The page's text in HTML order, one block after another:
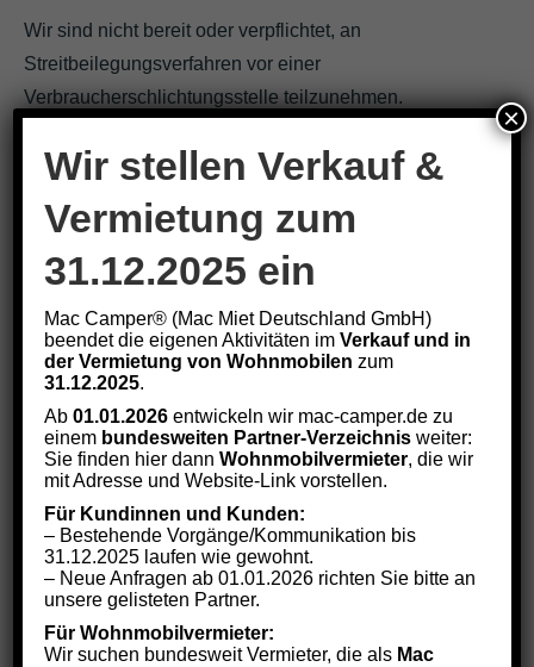
Wir sind nicht bereit oder verpflichtet, an
Streitbeilegungsverfahren vor einer
Verbraucherschlichtungsstelle teilzunehmen.
Haftung für Inhalte
eigene Inhalte auf diesen Seiten nach den allgemeinen
Gesetzen verantwortlich. Nach §§ 8 bis 10 TMG sind
übermittelte oder gespeicherte fremde Informationen zu
überwachen oder nach Umständen zu forschen, die auf
eine rechtswidrige Tätigkeit hinweisen.
Verpflichtungen zur Entfernung oder Sperrung der
Nutzung von Informationen nach den allgemeinen
Gesetzen bleiben hiervon unberührt. Eine
diesbezügliche Haftung ist jedoch erst ab dem
Zeitpunkt der Kenntnis einer konkreten
Rechtsverletzung möglich. Bei Bekanntwerden von
entsprechenden Rechtsverletzungen werden wir diese
Wir stellen Verkauf &
Vermietung zum
31.12.2025 ein
Mac Camper® (Mac Miet Deutschland GmbH)
beendet die eigenen Aktivitäten imVerkauf und in
der Vermietung von Wohnmobilen zum
31.12.2025.
Ab01.01.2026 entwickeln wir mac-camper.de zu
einem bundesweiten Partner-Verzeichnis weiter:
Sie finden hier dannWohnmobilvermieter, die wir
mit Adresse und Website-Link vorstellen.
Für Kundinnen und Kunden:
– Bestehende Vorgänge/Kommunikation bis
31.12.2025 laufen wie gewohnt.
– Neue Anfragen ab 01.01.2026 richten Sie bitte an
unsere gelisteten Partner.
Für Wohnmobilvermieter:
Wir suchen bundesweit Vermieter, die als Mac
×